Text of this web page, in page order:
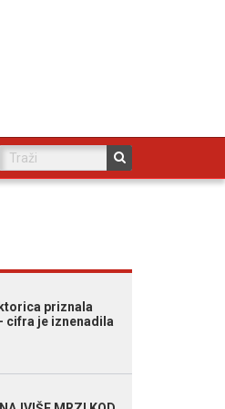
priznala
cifra je iznenadila